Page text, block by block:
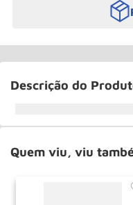
Descrição do
Quem viu, viu